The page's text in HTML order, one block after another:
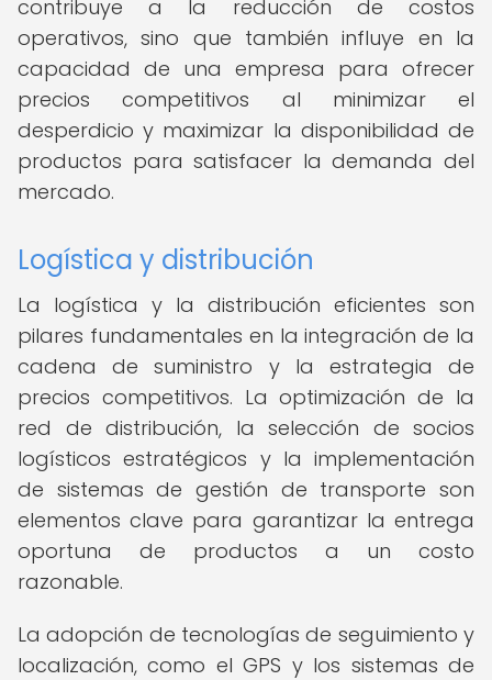
contribuye a la reducción de costos
operativos, sino que también influye en la
capacidad de una empresa para ofrecer
precios competitivos al minimizar el
desperdicio y maximizar la disponibilidad de
productos para satisfacer la demanda del
mercado.
Logística y distribución
La logística y la distribución eficientes son
pilares fundamentales en la integración de la
cadena de suministro y la estrategia de
precios competitivos. La optimización de la
red de distribución, la selección de socios
logísticos estratégicos y la implementación
de sistemas de gestión de transporte son
elementos clave para garantizar la entrega
oportuna de productos a un costo
razonable.
La adopción de tecnologías de seguimiento y
localización, como el GPS y los sistemas de